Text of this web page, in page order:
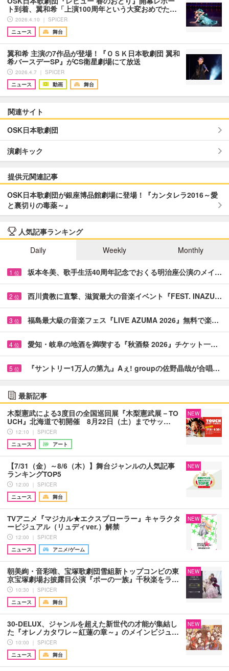
ト到着、翼和希「上演100周年という大変おめでた…
2026.4.10 ｜ SPICER
ニュース
舞台
翼和希 主演の7作品が登場！『ＯＳＫ日本歌劇団 翼和
希バースデーSP』がCS衛星劇場にて放送
2026.4.7 ｜ SPICER
ニュース
動画 舞台
関連サイト
OSK日本歌劇団
演劇キック
提供元関連記事
OSK日本歌劇団が銀座博品館劇場に登場！『カンタレラ2016～愛
と裏切りの毒薬～』
人気記事ランキング
Daily
Weekly Monthly
1 位 坂本冬美、歌手生活40周年記念でおくる明治座公演のメイ…
2 位 西川貴教に直撃、滋賀最大の音楽イベント『FEST. INAZU…
3 位 福島最大級の音楽フェス『LIVE AZUMA 2026』無料で楽…
4 位 愛知・岐阜の地酒を満喫する『秋酒祭 2026』チケット一…
5 位 『サントリー1万人の第九』Aぇ! groupの佐野晶哉が合唱…
最新記事
木梨憲武による3度目の全国巡回展『木梨憲武展－TO
UCH』北海道で初開催 8月22日（土）までサッ…
12:10 ｜ SPICER
ニュース
アート
NEW
【7/31（金）～8/6（木）】舞台ジャンルの人気記事
ランキングTOP5
12:00 ｜ SPICER
ニュース
舞台
NEW
TVアニメ『マジカル★エクスプローラー』キャラクタ
ービジュアル（リュディver.）解禁
12:00 ｜ SPICER
ニュース
アニメ/ゲーム
NEW
朝美絢・音彩唯、宝塚歌劇団雪組新トップコンビの東
京宝塚劇場お披露目公演『ポーの一族』千秋楽をラ…
10:30 ｜ SPICER
ニュース
舞台
NEW
30-DELUX、ジャンルを超えた新世代の才能が集結し
た『オレノカタワレ～紅蓮の章～』のメインビジュ…
10:00 ｜ SPICER
ニュース
舞台
NEW